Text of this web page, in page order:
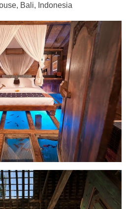
Bali, Indonesia